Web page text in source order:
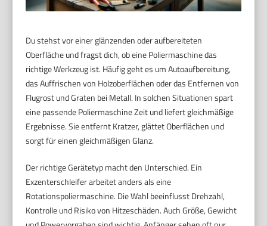
Du stehst vor einer glänzenden oder aufbereiteten
Oberfläche und fragst dich, ob eine Poliermaschine das
richtige Werkzeug ist. Häufig geht es um Autoaufbereitung,
das Auffrischen von Holzoberflächen oder das Entfernen von
Flugrost und Graten bei Metall. In solchen Situationen spart
eine passende Poliermaschine Zeit und liefert gleichmäßige
Ergebnisse. Sie entfernt Kratzer, glättet Oberflächen und
sorgt für einen gleichmäßigen Glanz.
Der richtige Gerätetyp macht den Unterschied. Ein
Exzenterschleifer arbeitet anders als eine
Rotationspoliermaschine. Die Wahl beeinflusst Drehzahl,
Kontrolle und Risiko von Hitzeschäden. Auch Größe, Gewicht